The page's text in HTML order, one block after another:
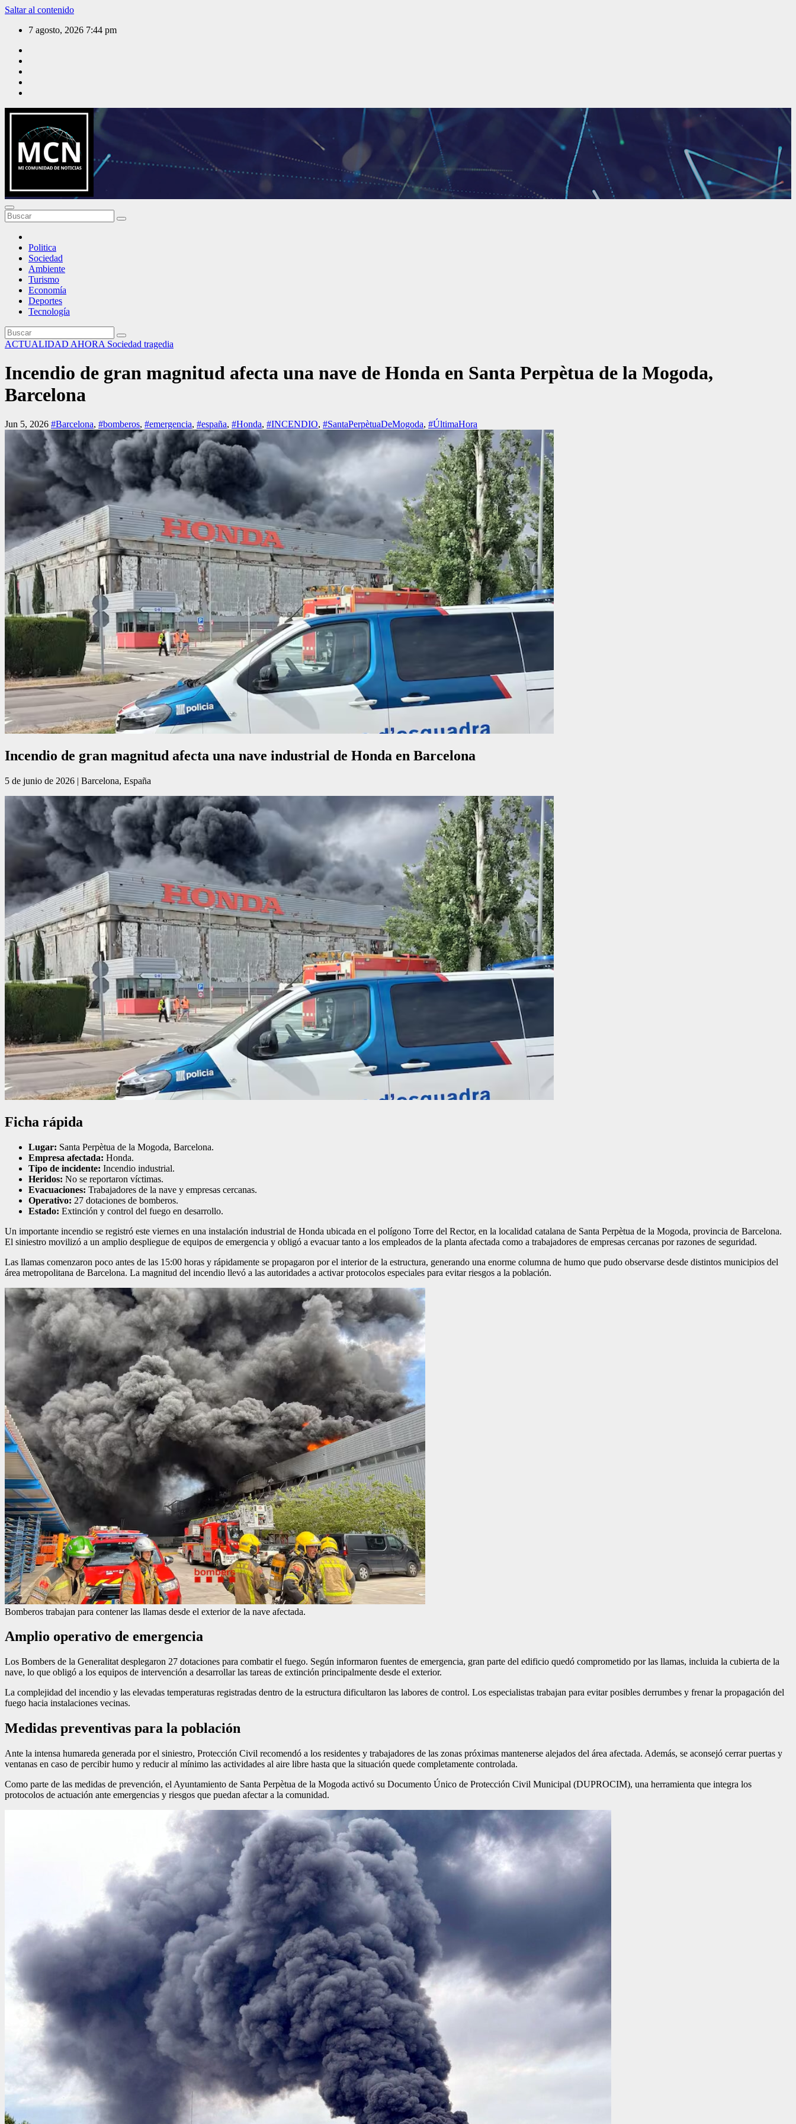
Saltar al contenido
7 agosto, 2026 7:44 pm
Mi Comunidad de Noticias
Politica
Sociedad
Ambiente
Turismo
Economía
Deportes
Tecnología
ACTUALIDAD AHORA Sociedad tragedia
Incendio de gran magnitud afecta una nave de Honda en Santa Perpètua de la Mogoda,
Barcelona
Jun 5, 2026 #Barcelona, #bomberos, #emergencia, #españa, #Honda, #INCENDIO, #SantaPerpètuaDeMogoda, #ÚltimaHora
Incendio de gran magnitud afecta una nave industrial de Honda en Barcelona
5 de junio de 2026 | Barcelona, España
Ficha rápida
Lugar: Santa Perpètua de la Mogoda, Barcelona.
Empresa afectada: Honda.
Tipo de incidente: Incendio industrial.
Heridos: No se reportaron víctimas.
Evacuaciones: Trabajadores de la nave y empresas cercanas.
Operativo: 27 dotaciones de bomberos.
Estado: Extinción y control del fuego en desarrollo.
Un importante incendio se registró este viernes en una instalación industrial de Honda ubicada en el polígono Torre del Rector, en la localidad catalana de Santa Perpètua de la Mogoda, provincia de Barcelona.
El siniestro movilizó a un amplio despliegue de equipos de emergencia y obligó a evacuar tanto a los empleados de la planta afectada como a trabajadores de empresas cercanas por razones de seguridad.
Las llamas comenzaron poco antes de las 15:00 horas y rápidamente se propagaron por el interior de la estructura, generando una enorme columna de humo que pudo observarse desde distintos municipios del
área metropolitana de Barcelona. La magnitud del incendio llevó a las autoridades a activar protocolos especiales para evitar riesgos a la población.
Bomberos trabajan para contener las llamas desde el exterior de la nave afectada.
Amplio operativo de emergencia
Los Bombers de la Generalitat desplegaron 27 dotaciones para combatir el fuego. Según informaron fuentes de emergencia, gran parte del edificio quedó comprometido por las llamas, incluida la cubierta de la
nave, lo que obligó a los equipos de intervención a desarrollar las tareas de extinción principalmente desde el exterior.
La complejidad del incendio y las elevadas temperaturas registradas dentro de la estructura dificultaron las labores de control. Los especialistas trabajan para evitar posibles derrumbes y frenar la propagación del
fuego hacia instalaciones vecinas.
Medidas preventivas para la población
Ante la intensa humareda generada por el siniestro, Protección Civil recomendó a los residentes y trabajadores de las zonas próximas mantenerse alejados del área afectada. Además, se aconsejó cerrar puertas y
ventanas en caso de percibir humo y reducir al mínimo las actividades al aire libre hasta que la situación quede completamente controlada.
Como parte de las medidas de prevención, el Ayuntamiento de Santa Perpètua de la Mogoda activó su Documento Único de Protección Civil Municipal (DUPROCIM), una herramienta que integra los
protocolos de actuación ante emergencias y riesgos que puedan afectar a la comunidad.